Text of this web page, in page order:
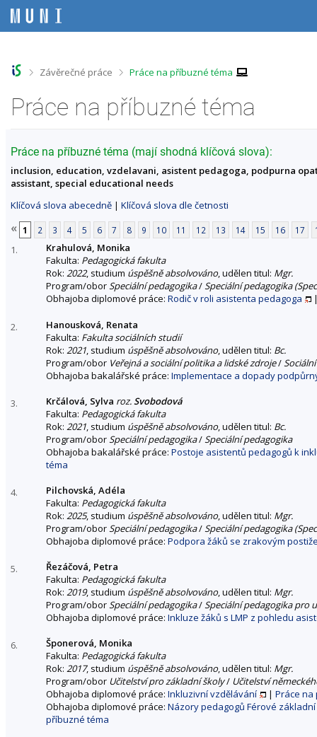
e
e
e
e
>Závěrečné práce >
Práce na příbuzné téma
Práce na příbuzné téma
Práce na příbuzné téma (mají shodná klíčová slova):
inclusion, education, vzdelavani, asistent pedagoga, podpurna
assistant, special educational needs
Klíčová slova abecedně | Klíčová slova dle četnosti
« 1 2 3 4 5 6 7 8 9 10 11 12 13 14 15 16 17
1.
Krahulová, Monika
Fakulta: Pedagogická fakulta
Rok: 2022, studium úspěšně absolvováno, udělen titul: Mgr.
Program/oborSpeciální pedagogika/Speciální pedagogika
Obhajoba diplomové práce: Rodič v roli asistenta pedagoga
2.
Hanousková, Renata
Fakulta: Fakulta sociálních studií
Rok: 2021, studium úspěšně absolvováno, udělen titul: Bc.
Program/obor Veřejná a sociální politika a lidské zdroje/
Obhajoba bakalářské práce: Implementace a dopady
3. Krčálová, Sylva roz.Svobodová
Fakulta: Pedagogická fakulta
Rok: 2021, studium úspěšně absolvováno, udělen titul: Bc.
Program/oborSpeciální pedagogika/Speciální pedagogika
Obhajoba bakalářské práce: Postoje asistentů pedagogů k
téma
4.
Pilchovská, Adéla
Fakulta: Pedagogická fakulta
Rok: 2025, studium úspěšně absolvováno, udělen titul: Mgr.
Program/oborSpeciální pedagogika/Speciální pedagogika
Obhajoba diplomové práce: Podpora žáků se zrakovým
5.
Řezáčová, Petra
Fakulta: Pedagogická fakulta
Rok: 2019, studium úspěšně absolvováno, udělen titul: Mgr.
Program/oborSpeciální pedagogika/Speciální pedagogika pro
Obhajoba diplomové práce: Inkluze žáků s LMP z pohledu
6.
Šponerová, Monika
Fakulta: Pedagogická fakulta
Rok: 2017, studium úspěšně absolvováno, udělen titul: Mgr.
Program/obor Učitelství pro základní školy/ Učitelství
Obhajoba diplomové práce: Inkluzivní vzdělávání | Práce
Obhajoba diplomové práce: Názory pedagogů Férové
příbuzné téma